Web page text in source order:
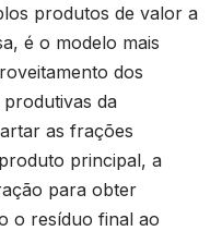
produtos de valor a
é o modelo mais
dos
da
as frações
principal, a
para obter
o resíduo final ao